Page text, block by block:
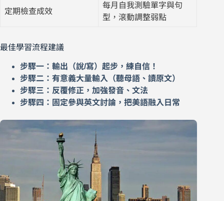
定期檢查成效
每月自我測驗單字與句
型，滾動調整弱點
最佳學習流程建議
步驟一：輸出（說/寫）起步，練自信！
步驟二：有意義大量輸入（聽母語、讀原文）
步驟三：反覆修正，加強發音、文法
步驟四：固定參與英文討論，把美語融入日常